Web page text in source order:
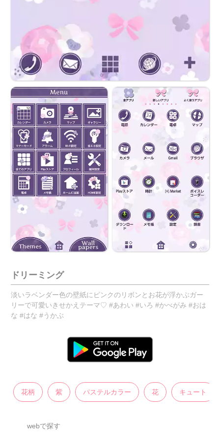
ドリーミング
淡いラベンダー色の壁紙にピンクのリボンとお花が浮かぶガー
リーで可愛いきせかえテーマ♡ #あわい #いろ #かべがみ #おは
な #はな #うかぶ
花柄 紫 パステルカラー 花 キュート
webで探す